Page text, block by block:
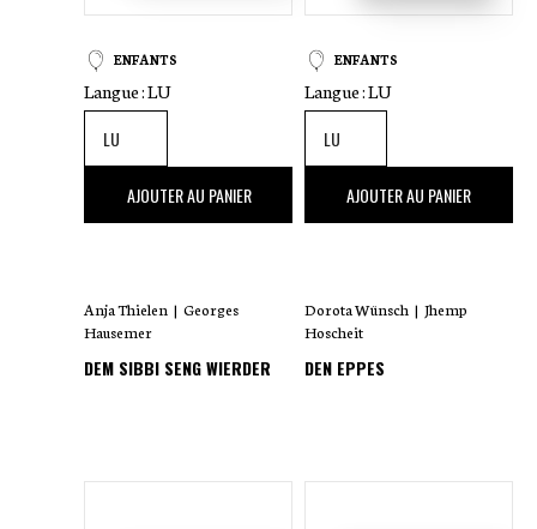
ENFANTS
Langue :LU
,50 €AJOUTER AU PANIER
Anja Thielen | Georges
Hausemer
DEM SIBBI SENG WIERDER
ENFANTS
Langue :LU
,00 €AJOUTER AU PANIER
Dorota Wünsch | Jhemp
Hoscheit
DEN EPPES